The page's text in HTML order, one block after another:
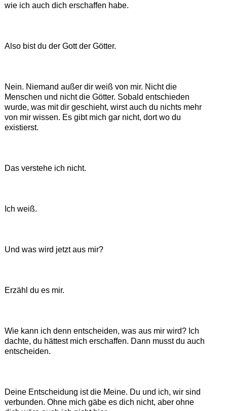
wie ich auch dich erschaffen habe.
Also bist du der Gott der Götter.
Nein. Niemand außer dir weiß von mir. Nicht die
Menschen und nicht die Götter. Sobald entschieden
wurde, was mit dir geschieht, wirst auch du nichts mehr
von mir wissen. Es gibt mich gar nicht, dort wo du
existierst.
Das verstehe ich nicht.
Ich weiß.
Und was wird jetzt aus mir?
Erzähl du es mir.
Wie kann ich denn entscheiden, was aus mir wird? Ich
dachte, du hättest mich erschaffen. Dann musst du auch
entscheiden.
Deine Entscheidung ist die Meine. Du und ich, wir sind
verbunden. Ohne mich gäbe es dich nicht, aber ohne